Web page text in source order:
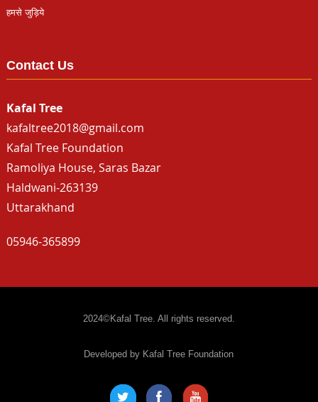
हमसे जुड़िये
Contact Us
Kafal Tree
kafaltree2018@gmail.com
Kafal Tree Foundation
Ramoliya House, Saras Bazar
Haldwani-263139
Uttarakhand
05946-365899
2024©Kafal Tree. All rights reserved.
Developed by Kafal Tree Foundation